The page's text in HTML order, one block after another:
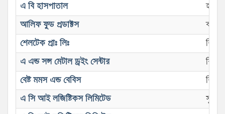
এ বি হাসপাতাল
আলিফ ফুড প্রডাক্টস
শেলটেক প্রাঃ লিঃ
বিবিধ
এ এন্ড সন্স মেটাল ড্রইং সেন্টার
বেষ্ট মমস এন্ড বেবিস
এ সি আই লজিষ্টিকস লিমিটেড